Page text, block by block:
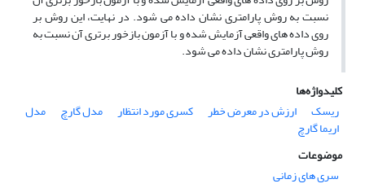
نسبت به روش پارامتری نشان داده می شود. در نهایت، این روش بر
روی داده های واقعی آزمایش شده و با آزمون بازخور برتری آن نسبت به
روش پارامتری نشان داده می شود.
کلیدواژه‌ها
ریسک
ارزش در معرض خطر کسری مورد انتظار مدل گارچ مدل
اریما گارچ
موضوعات
سری های زمانی